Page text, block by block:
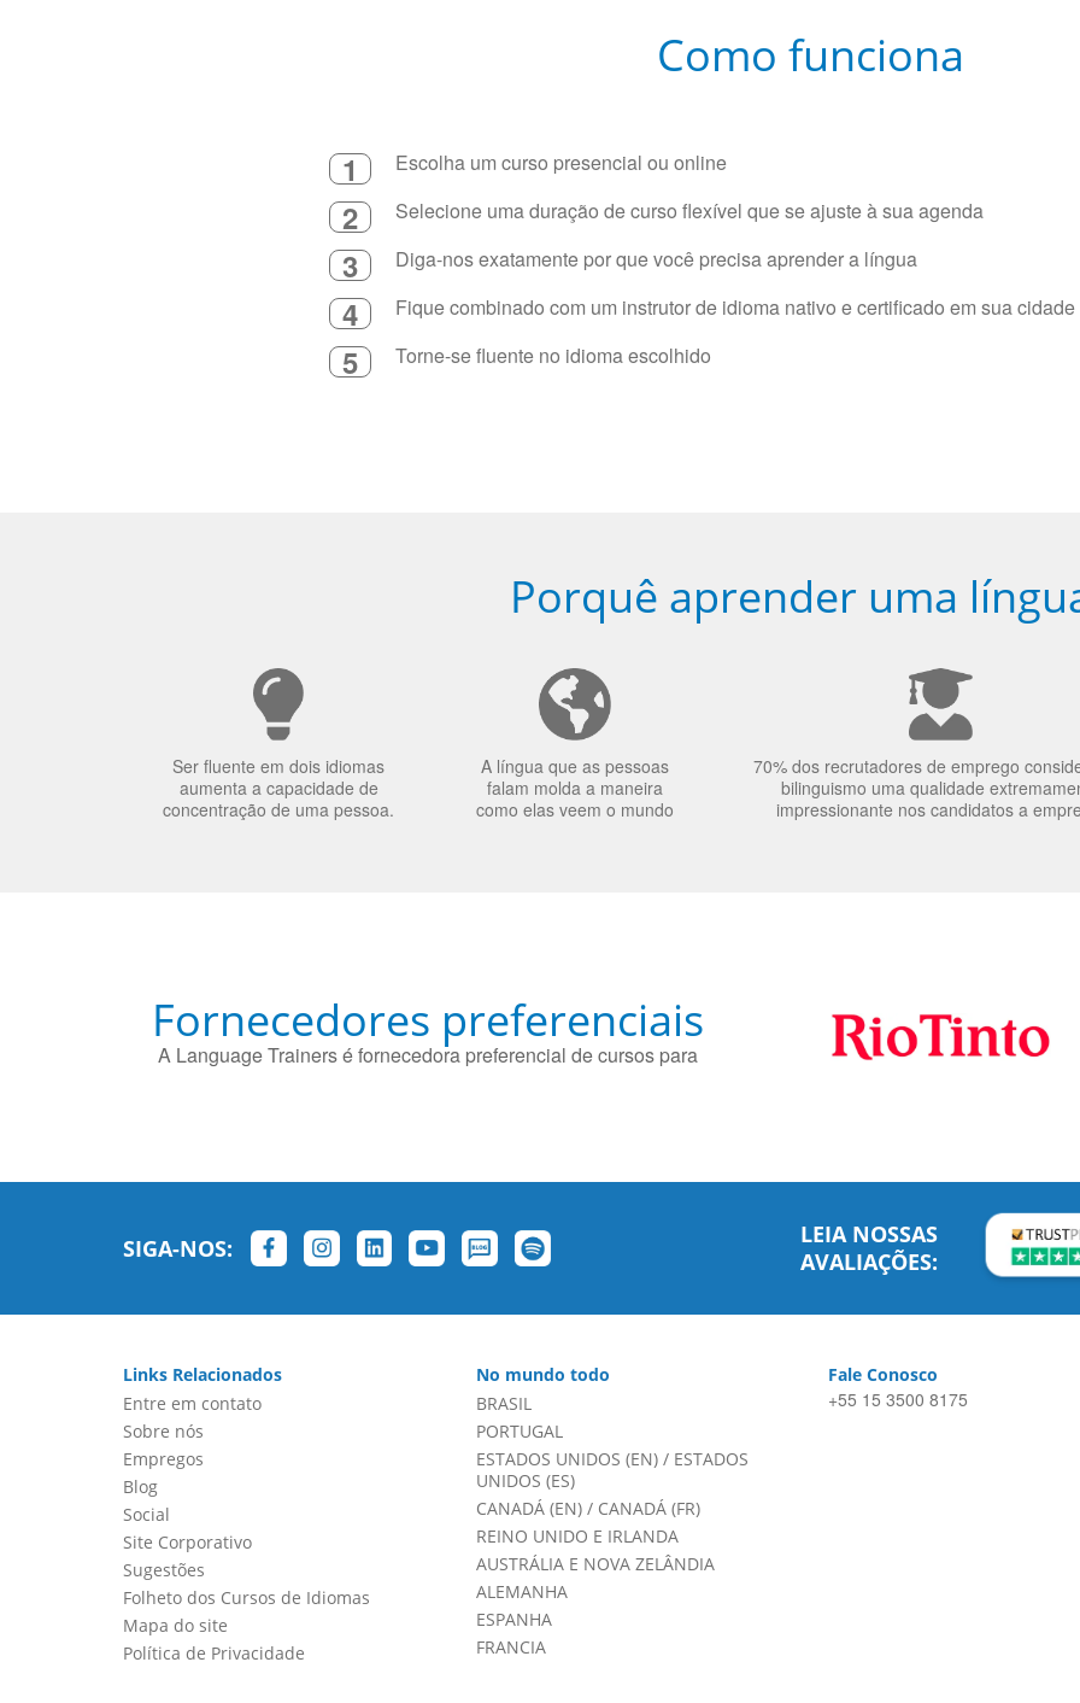
Como funciona
1 Escolha um curso presencial ou online
2 Selecione uma duração de curso flexível que se ajuste à sua agenda
3 Diga-nos exatamente por que você precisa aprender a língua
4 Fique combinado com um instrutor de idioma nativo e certificado em sua
5 Torne-se fluente no idioma escolhido
Porquê aprender uma
Ser fluente em dois idiomas
aumenta a capacidade de
concentração de uma pessoa.
A língua que as pessoas
falam molda a maneira
como elas veem o mundo
70% dos recrutadores de emprego
bilinguismo uma qualidade
impressionante nos candidatos a
Fornecedores preferenciais
A Language Trainers é fornecedora preferencial de cursos para
SIGA-NOS:
LEIA NOSSAS
AVALIAÇÕES:
Links Relacionados
Entre em contato
Sobre nós
Empregos
Blog
Social
Site Corporativo
Sugestões
Folheto dos Cursos de Idiomas
Mapa do site
Política de Privacidade
No mundo todo
BRASIL
PORTUGAL
ESTADOS UNIDOS (EN)/ ESTADOS
UNIDOS (ES)
CANADÁ (EN)/ CANADÁ (FR)
REINO UNIDO E IRLANDA
AUSTRÁLIA E NOVA ZELÂNDIA
ALEMANHA
ESPANHA
FRANCIA
Fale Conosco
+55 15 3500 8175